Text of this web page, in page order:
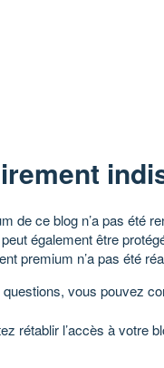
de ce blog n’a pas été
également être
premium n’a pas été
vous pouvez
rétablir l’accès à votre